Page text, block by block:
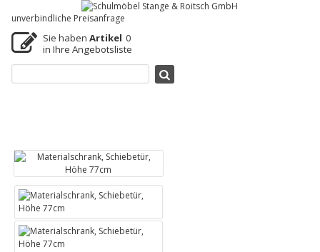
unverbindliche Preisanfrage
Sie haben 0
Artikel
in Ihre Angebotsliste